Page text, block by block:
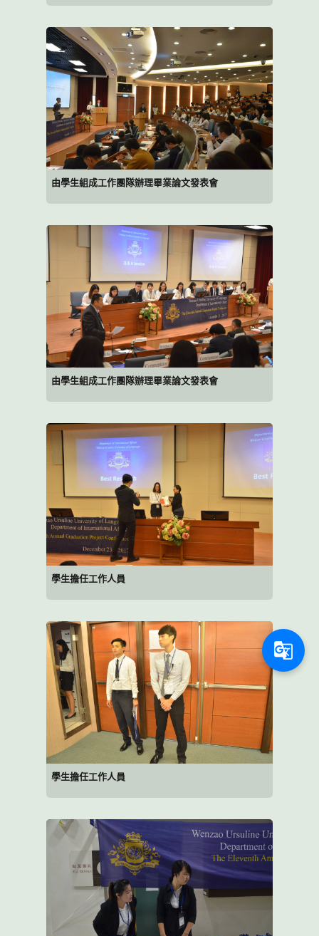
由學生組成工作團隊辦理畢業論文發表會
由學生組成工作團隊辦理畢業論文發表會
學生擔任工作人員
學生擔任工作人員
g_translate